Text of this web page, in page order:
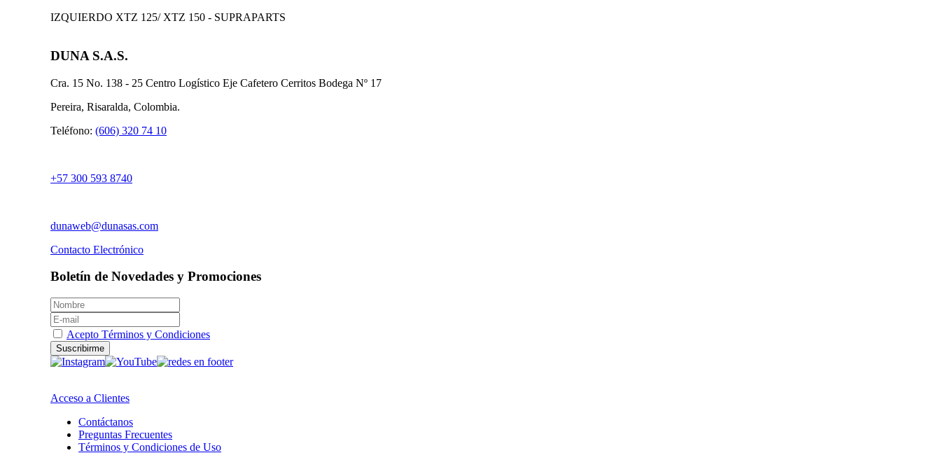
IZQUIERDO XTZ 125/ XTZ 150 - SUPRAPARTS
DUNA S.A.S.
Cra. 15 No. 138 - 25 Centro Logístico Eje Cafetero Cerritos Bodega Nº 17
Pereira, Risaralda, Colombia.
Teléfono: (606) 320 74 10
+57 300 593 8740
dunaweb@dunasas.com
Contacto Electrónico
Boletín de Novedades y Promociones
Acepto Términos y Condiciones
Suscribirme
Acceso a Clientes
Contáctanos
Preguntas Frecuentes
Términos y Condiciones de Uso